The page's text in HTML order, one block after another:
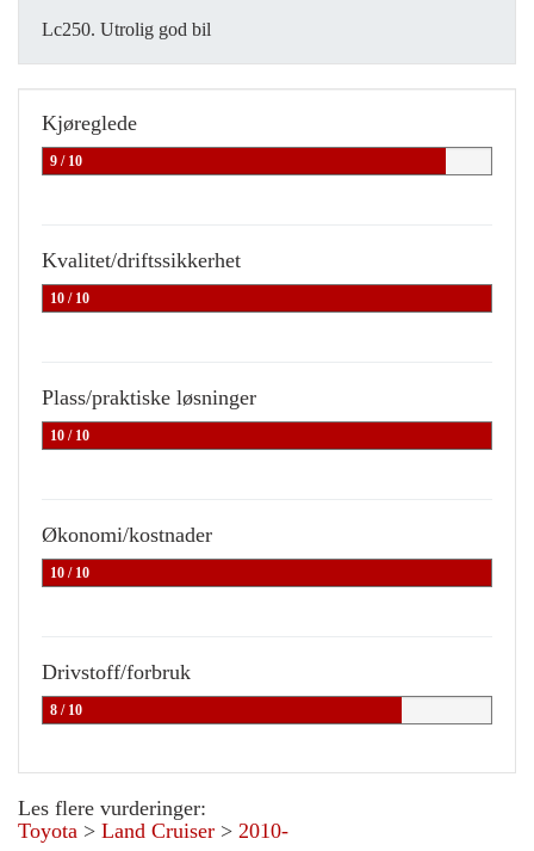
Lc250. Utrolig god bil
Kjøreglede
9 / 10
Kvalitet/driftssikkerhet
10 / 10
Plass/praktiske løsninger
10 / 10
Økonomi/kostnader
10 / 10
Drivstoff/forbruk
8 / 10
Les flere vurderinger:
Toyota > Land Cruiser > 2010-